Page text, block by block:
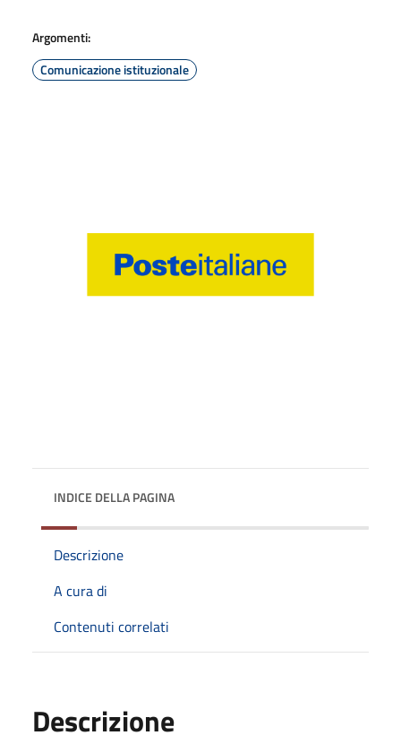
Argomenti:
Comunicazione istituzionale
INDICE DELLA PAGINA
Descrizione
A cura di
Contenuti correlati
Descrizione